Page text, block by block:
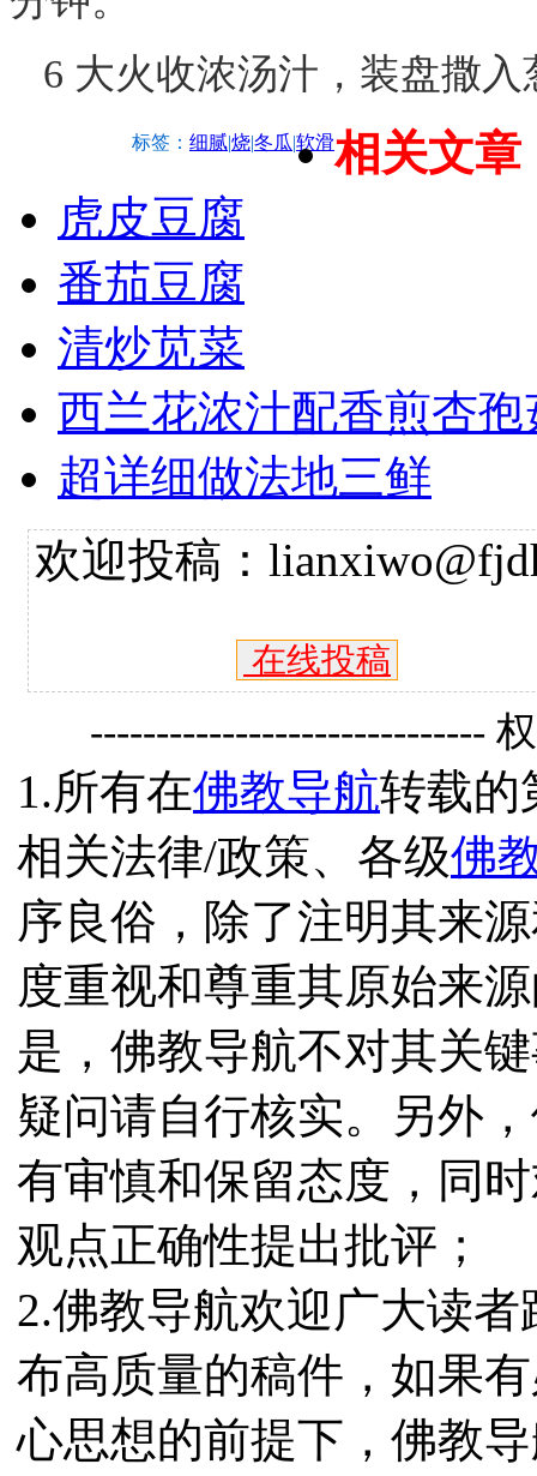
6 大火收浓汤汁，装盘撒入
标签： 细腻|烧|冬瓜|软滑相关文章
虎皮豆腐
番茄豆腐
清炒苋菜
西兰花浓汁配香煎杏孢
超详细做法地三鲜
欢迎投稿：
在线投稿
------------------------------
1.所有在佛教导航转载的
相关法律/政策、各级佛
序良俗，除了注明其来
度重视和尊重其原始来
是，佛教导航不对其关
疑问请自行核实。另外
有审慎和保留态度，同
观点正确性提出批评；
2.佛教导航欢迎广大读
布高质量的稿件，如果
心思想的前提下，佛教